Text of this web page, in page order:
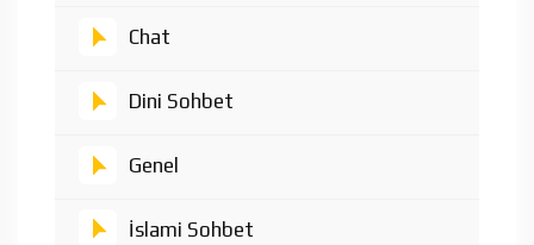
Chat
Dini Sohbet
Genel
İslami Sohbet